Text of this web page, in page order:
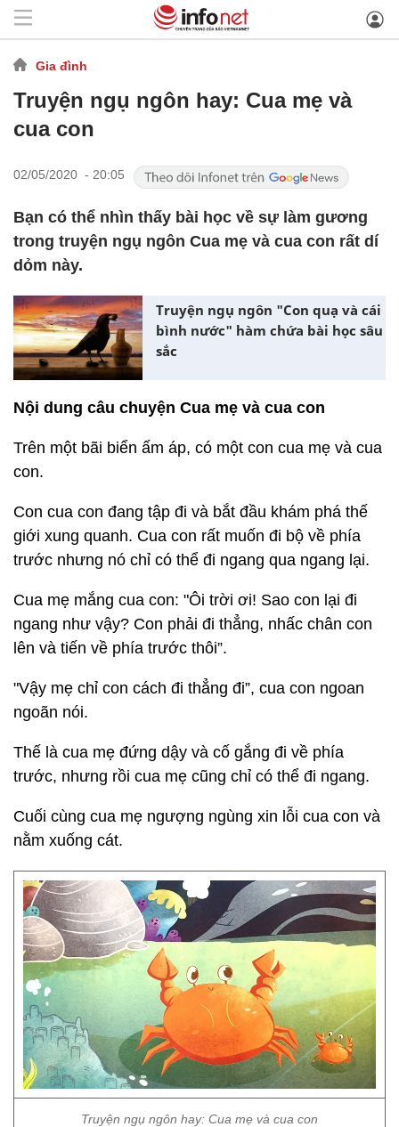
Gia đình
Truyện ngụ ngôn hay: Cua mẹ và
cua con
02/05/2020 - 20:05
Bạn có thể nhìn thấy bài học về sự làm gương
trong truyện ngụ ngôn Cua mẹ và cua con rất dí
dỏm này.
Truyện ngụ ngôn "Con quạ và cái
bình nước" hàm chứa bài học sâu
sắc
Nội dung câu chuyện Cua mẹ và cua con
Trên một bãi biển ấm áp, có một con cua mẹ và cua
con.
Con cua con đang tập đi và bắt đầu khám phá thế
giới xung quanh. Cua con rất muốn đi bộ về phía
trước nhưng nó chỉ có thể đi ngang qua ngang lại.
Cua mẹ mắng cua con: "Ôi trời ơi! Sao con lại đi
ngang như vậy? Con phải đi thẳng, nhấc chân con
lên và tiến về phía trước thôi”.
"Vậy mẹ chỉ con cách đi thẳng đi”, cua con ngoan
ngoãn nói.
Thế là cua mẹ đứng dậy và cố gắng đi về phía
trước, nhưng rồi cua mẹ cũng chỉ có thể đi ngang.
Cuối cùng cua mẹ ngượng ngùng xin lỗi cua con và
nằm xuống cát.
Truyện ngụ ngôn hay: Cua mẹ và cua con